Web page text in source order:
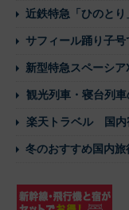
近鉄特急「ひのとり
サフィール踊り子号
新型特急スペーシ
観光列車・寝台列車
楽天トラベル 国内
冬のおすすめ国内旅